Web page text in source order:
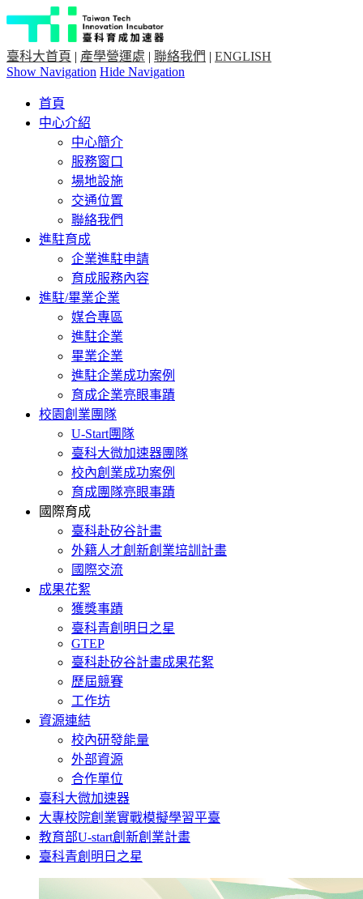
臺科大首頁 | 產學營運處 | 聯絡我們 | ENGLISH
Show Navigation Hide Navigation
首頁
中心介紹
中心簡介
服務窗口
場地設施
交通位置
聯絡我們
進駐育成
企業進駐申請
育成服務內容
進駐/畢業企業
媒合專區
進駐企業
畢業企業
進駐企業成功案例
育成企業亮眼事蹟
校園創業團隊
U-Start團隊
臺科大微加速器團隊
校內創業成功案例
育成團隊亮眼事蹟
國際育成
臺科赴矽谷計畫
外籍人才創新創業培訓計畫
國際交流
成果花絮
獲獎事蹟
臺科青創明日之星
GTEP
臺科赴矽谷計畫成果花絮
歷屆競賽
工作坊
資源連結
校內研發能量
外部資源
合作單位
臺科大微加速器
大專校院創業實戰模擬學習平臺
教育部U-start創新創業計畫
臺科青創明日之星